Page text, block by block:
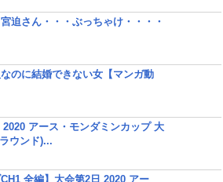
宮迫さん・・・ぶっちゃけ・・・・
なのに結婚できない女【マンガ動
2020 アース・モンダミンカップ 大
ウンド)...
CH1 全編】大会第2日 2020 アー